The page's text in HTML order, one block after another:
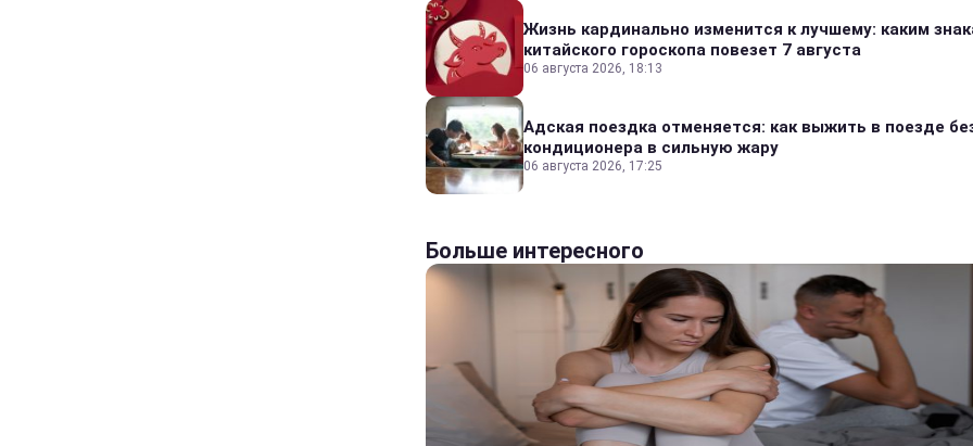
Жизнь кардинально изменится к лучшему: каким
китайского гороскопа повезет 7 августа
06 августа 2026, 18:13
Адская поездка отменяется: как выжить в поезде
кондиционера в сильную жару
06 августа 2026, 17:25
Больше интересного